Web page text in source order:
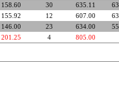
158.60 30 635.11
155.92 12 607.00
146.00 23 634.00
201.25 4 805.00